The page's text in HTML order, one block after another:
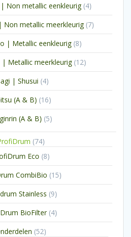
Non metallic eenkleurig 44
producten
metallic meerkleurig 77
producten
| Metallic eenkleurig 88
producten
Metallic meerkleurig 1212
producten
| Shusui 44
producten
(A & B) 1616
producten
(A & B) 55
7474
Eco 88
producten
CombiBio 1515
producten
Stainless 99
producten
BioFilter 44
producten
5252